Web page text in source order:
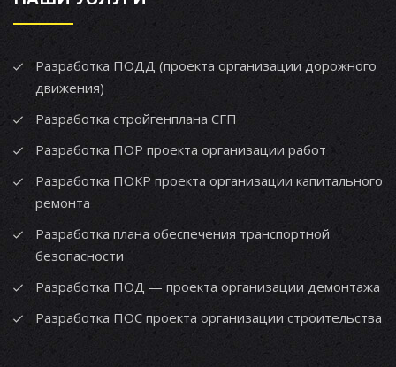
Разработка ПОДД (проекта организации дорожного
движения)
Разработка стройгенплана СГП
Разработка ПОР проекта организации работ
Разработка ПОКР проекта организации капитального
ремонта
Разработка плана обеспечения транспортной
безопасности
Разработка ПОД — проекта организации демонтажа
Разработка ПОС проекта организации строительства